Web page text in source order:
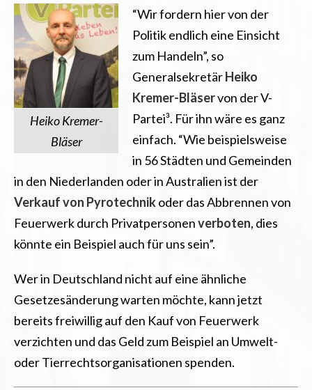
Heiko Kremer-
Bläser
“Wir fordern hier von der
Politik endlich eine Einsicht
zum Handeln”, so
GeneralsekretärHeiko
Kremer-Bläservon der V-
Partei³. Für ihn wäre es ganz
einfach. “Wie beispielsweise
in 56 Städten und Gemeinden
in den Niederlanden oder in Australien ist der
Verkauf von Pyrotechnikoder das Abbrennen von
Feuerwerk durch Privatpersonenverboten, dies
könnte ein Beispiel auch für uns sein”.
Wer in Deutschland nicht auf eine ähnliche
Gesetzesänderung warten möchte, kann jetzt
bereits freiwillig auf den Kauf von Feuerwerk
verzichten und das Geld zum Beispiel an Umwelt-
oder Tierrechtsorganisationen spenden.